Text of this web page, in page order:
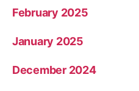
February 2025
January 2025
December 2024